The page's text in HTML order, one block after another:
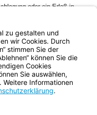
oder ein Erlaß in
die Entscheidung der